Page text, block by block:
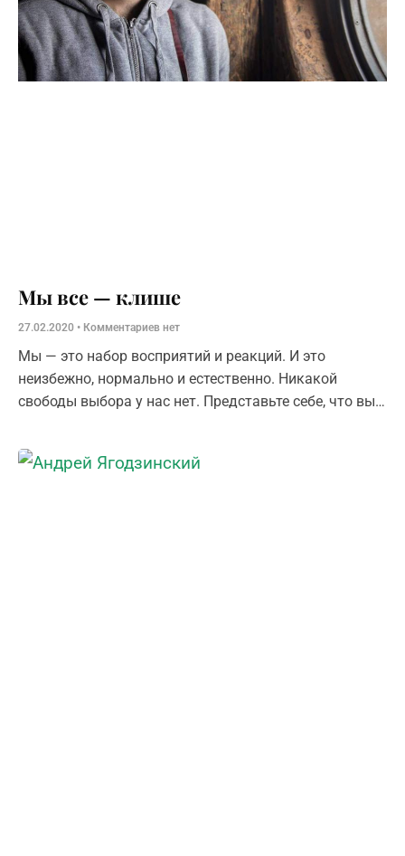
Мы все — клише
27.02.2020 Комментариев нет
Мы — это набор восприятий и реакций. И это
неизбежно, нормально и естественно. Никакой
свободы выбора у нас нет. Представьте себе, что вы